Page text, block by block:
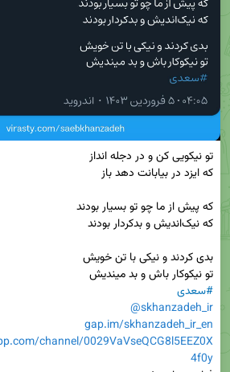
تو نیکوکار باش و بد میندیش
#سعدی
@skhanzadeh_ir
gap.im/skhanzadeh_ir_en
channel/0029VaVseQCG8l5EEZ0X
4f0y